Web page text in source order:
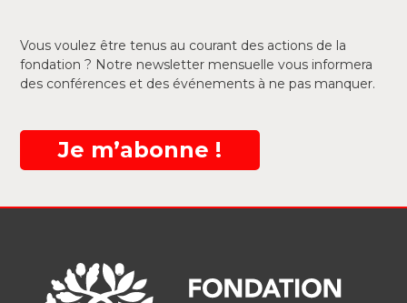
Vous voulez être tenus au courant des actions de la
fondation ? Notre newsletter mensuelle vous informera
des conférences et des événements à ne pas manquer.
Je m’abonne !